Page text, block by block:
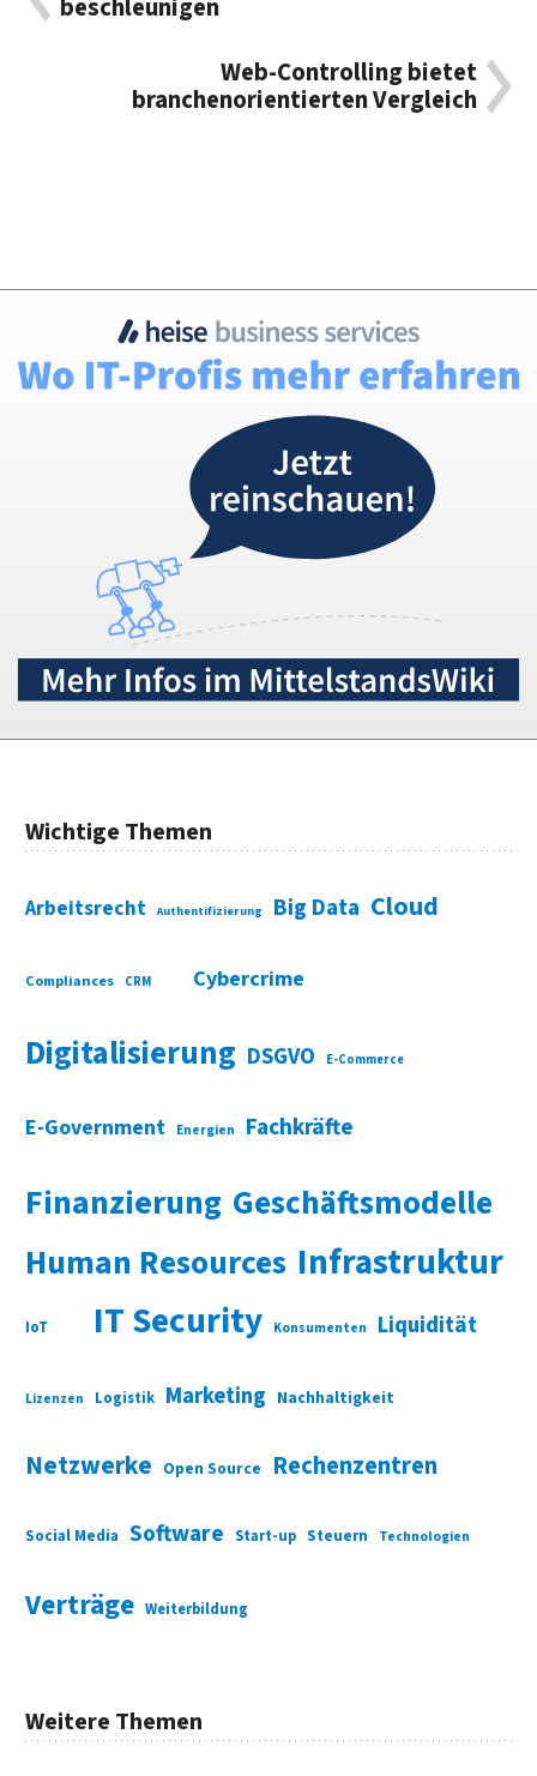
beschleunigen
Web-Controlling bietet
branchenorientierten Vergleich
Wichtige Themen
Arbeitsrecht Authentifizierung Big Data Cloud
Compliances CRM Cybercrime
Digitalisierung DSGVO E-Commerce
E-Government Energien Fachkräfte
Finanzierung Geschäftsmodelle
Human Resources Infrastruktur
IoT IT Security Konsumenten Liquidität
Lizenzen Logistik Marketing Nachhaltigkeit
Netzwerke Open Source Rechenzentren
Social Media Software Start-up Steuern Technologien
Verträge Weiterbildung
Weitere Themen